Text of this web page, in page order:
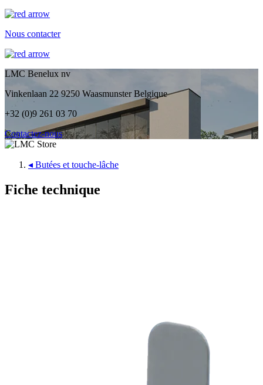
Nous contacter
LMC Benelux nv
Vinkenlaan 22 9250 Waasmunster Belgique
+32 (0)9 261 03 70
Contactez-nous
◂ Butées et touche-lâche
Fiche technique